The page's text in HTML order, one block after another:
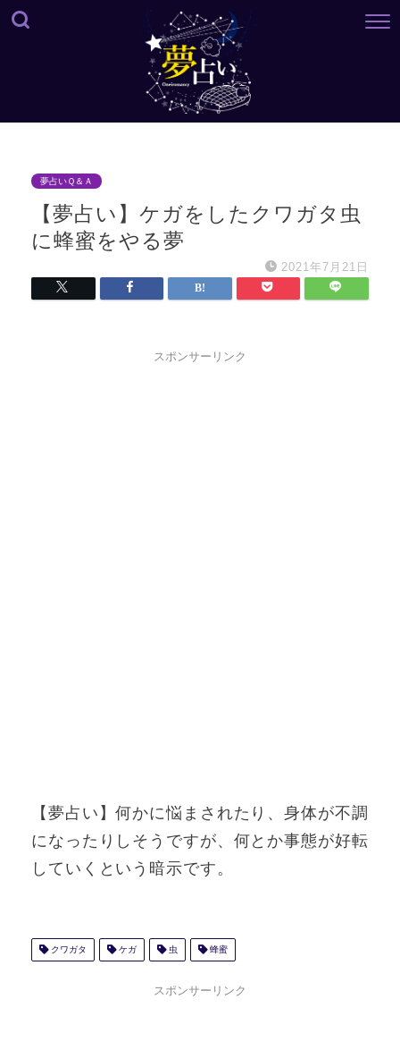
夢占いＱ＆Ａ
【夢占い】ケガをしたクワガタ虫
に蜂蜜をやる夢
2021年7月21日
スポンサーリンク
【夢占い】何かに悩まされたり、身体が不調
になったりしそうですが、何とか事態が好転
していくという暗示です。
クワガタ ケガ 虫 蜂蜜
スポンサーリンク